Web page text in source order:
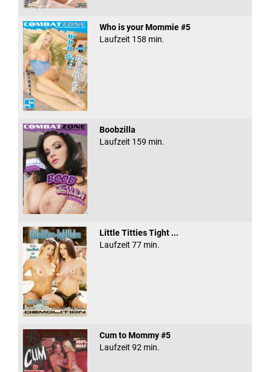
Who is your Mommie #5
Laufzeit 158 min.
Boobzilla
Laufzeit 159 min.
Little Titties Tight ...
Laufzeit 77 min.
Cum to Mommy #5
Laufzeit 92 min.